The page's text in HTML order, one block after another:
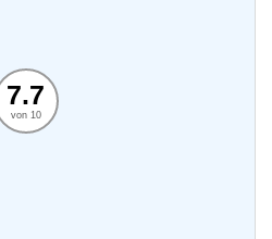
7.7
von 10